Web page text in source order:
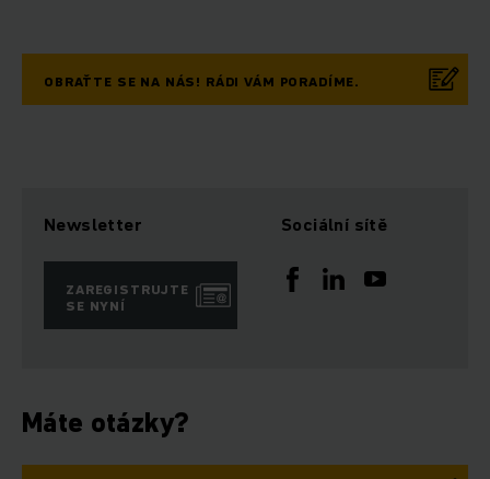
OBRAŤTE SE NA NÁS! RÁDI VÁM PORADÍME.
Newsletter
ZAREGISTRUJTE
SE NYNÍ
Sociální sítě
Máte otázky?